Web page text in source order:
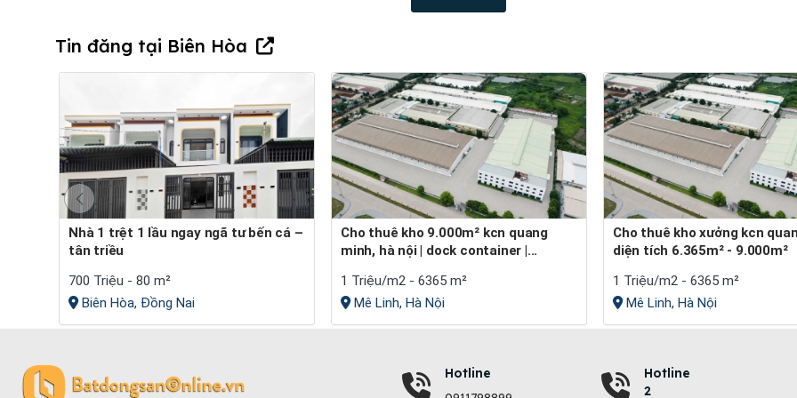
Tin đăng tại Biên Hòa
Nhà 1 trệt 1 lầu ngay ngã tư bến cá –
tân triều
700 Triệu - 80 m²
Biên Hòa, Đồng Nai
Cho thuê kho 9.000m² kcn quang
minh, hà nội | dock container |...
1 Triệu/m2 - 6365 m²
Mê Linh, Hà Nội
Cho thuê kho xưởng kcn quang minh
diện tích 6.365m² - 9.000m²
1 Triệu/m2 - 6365 m²
Mê Linh, Hà Nội
Hotline
Hotline
2